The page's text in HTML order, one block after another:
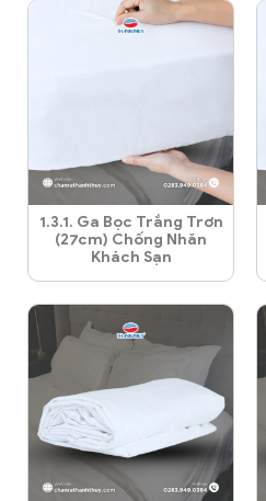
1.3.1. Ga Bọc Trắng Trơn
(27cm) Chống Nhăn
Khách Sạn